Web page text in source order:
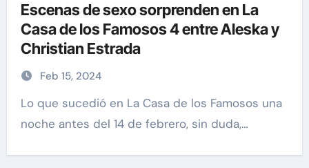
Escenas de sexo sorprenden en La
Casa de los Famosos 4 entre Aleska y
Christian Estrada
Feb 15, 2024
Lo que sucedió en La Casa de los Famosos una
noche antes del 14 de febrero, sin duda,…